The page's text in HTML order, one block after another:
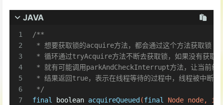
JAVA
1
2
3
4
5
6
7
/**
* 想要获取锁的acquire方法，都会通过这个方法获取锁
* 循环通过tryAcquire方法不断去获取锁，如果没有获取
* 就有可能调用parkAndCheckInterrupt方法，让当前线
* 结果返回true，表示在线程等待的过程中，线程被中断了
*/
final
boolean acquireQueued (final Node node, int